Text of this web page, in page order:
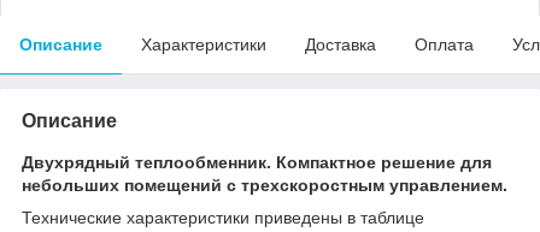
Описание Характеристики Доставка Оплата
Описание
Двухрядный теплообменник. Компактное решение для
небольших помещений с трехскоростным управлением.
Технические характеристики приведены в таблице